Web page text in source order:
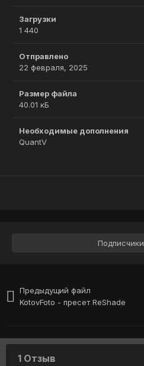
Загрузки
1 440
Отправлено
22 февраля, 2025
Размер файла
40.01 кБ
Необходимые дополнения
QuantV
Подписчики
Предыдущий файл
KotovFoto - пресет ReShade
1 Отзыв